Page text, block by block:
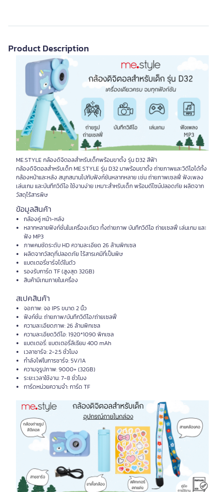
Product Description
ME.STYLE กล้องดิจิตอลสำหรับเด็กพร้อมขาตั้ง รุ่น D32 สีฟ้า
กล้องดิจิตอลสำหรับเด็ก ME.STYLE รุ่น D32 มาพร้อมขาตั้ง ถ่ายภาพและวิดีโอได้ทั้ง
กล้องหน้าและหลัง สนุกสนานไปกับฟังก์ชันหลากหลาย เช่น ถ่ายภาพเซลฟี่ ฟังเพลง
เล่นเกม และบันทึกวิดีโอ ใช้งานง่าย เหมาะสำหรับเด็ก พร้อมดีไซน์ปลอดภัย ผลิตจาก
วัสดุไร้สารพิษ
ข้อมูลสินค้า
กล้องคู่ หน้า-หลัง
หลากหลายฟังก์ชั่นในเครื่องเดียว ทั้งถ่ายภาพ บันทึกวิดีโอ ถ่ายเซลฟี่ เล่นเกม และ
ฟัง MP3
ภาพคมชัดระดับ HD ความละเอียด 26 ล้านพิกเซล
ผลิตจากวัสดุที่ปลอดภัย ไร้สารเคมีที่เป็นพิษ
แบตเตอรี่ชาร์จได้ในตัว
รองรับการ์ด TF (สูงสุด 32GB)
สินค้ามีเกมภายในเครื่อง
สเปคสินค้า
จอภาพ: จอ IPS ขนาด 2 นิ้ว
ฟังก์ชั่น: ถ่ายภาพ/บันทึกวิดีโอ/ถ่ายเซลฟี่
ความละเอียดภาพ: 26 ล้านพิกเซล
ความละเอียดวิดีโอ: 1920*1090 พิกเซล
แบตเตอรี่: แบตเตอรี่ลิเธียม 400 mAh
เวลาชาร์จ: 2-2.5 ชั่วโมง
กำลังไฟในการชาร์จ: 5V/1A
ความจุรูปภาพ: 9000+ (32GB)
ระยะเวลาใช้งาน: 7-8 ชั่วโมง
การ์ดหน่วยความจำ: การ์ด TF